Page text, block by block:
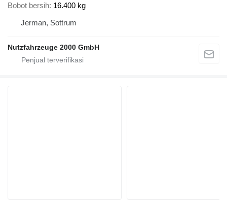
Bobot bersih 16.400 kg
Jerman, Sottrum
Nutzfahrzeuge 2000 GmbH